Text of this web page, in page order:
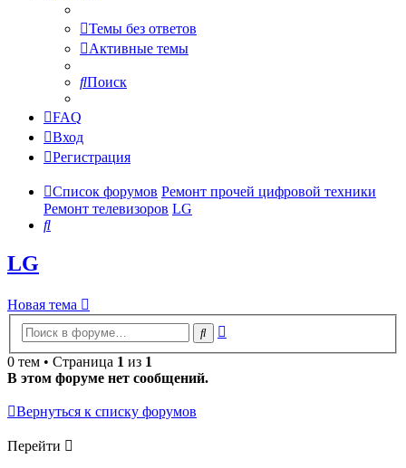
Темы без ответов
Активные темы
Поиск
FAQ
Вход
Регистрация
Список форумов Ремонт прочей цифровой техники
Ремонт телевизоров LG
Поиск
LG
Новая
тема
Новая тема
Поиск
0 тем • Страница 1 из 1
В этом форуме нет сообщений.
Вернуться к списку форумов
Перейти